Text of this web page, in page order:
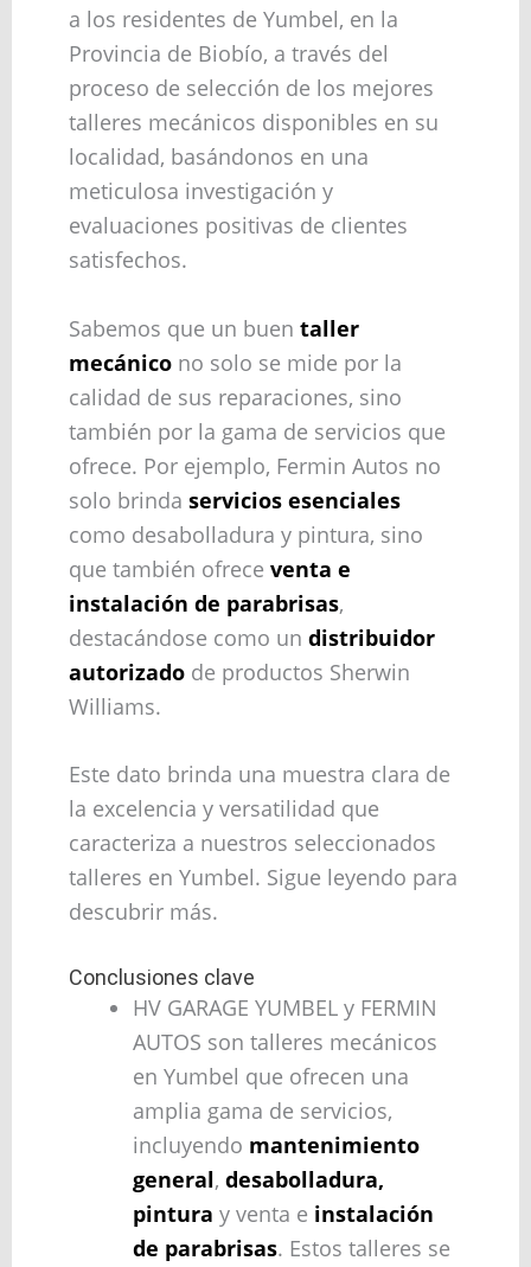
a los residentes de Yumbel, en la
Provincia de Biobío, a través del
proceso de selección de los mejores
talleres mecánicos disponibles en su
localidad, basándonos en una
meticulosa investigación y
evaluaciones positivas de clientes
satisfechos.
Sabemos que un buen taller
mecánicono solo se mide por la
calidad de sus reparaciones, sino
también por la gama de servicios que
ofrece. Por ejemplo, Fermin Autos no
solo brinda servicios esenciales
como desabolladura y pintura, sino
que también ofrece venta e
instalación de parabrisas,
destacándose como un distribuidor
autorizadode productos Sherwin
Williams.
Este dato brinda una muestra clara de
la excelencia y versatilidad que
caracteriza a nuestros seleccionados
talleres en Yumbel. Sigue leyendo para
descubrir más.
Conclusiones clave
HV GARAGE YUMBEL y FERMIN
AUTOS son talleres mecánicos
en Yumbel que ofrecen una
amplia gama de servicios,
incluyendo mantenimiento
general, desabolladura,
pintura y venta e instalación
de parabrisas. Estos talleres se